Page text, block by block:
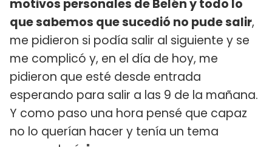
motivos personales de Belén y todo lo
que sabemos que sucedió no pude salir,
me pidieron si podía salir al siguiente y se
me complicó y, en el día de hoy, me
pidieron que esté desde entrada
esperando para salir a las 9 de la mañana.
Y como paso una hora pensé que capaz
no lo querían hacer y tenía un tema